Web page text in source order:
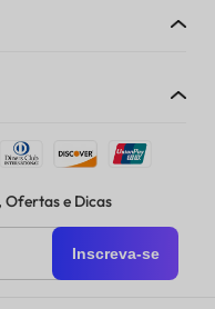
Ofertas e Dicas
Inscreva-se